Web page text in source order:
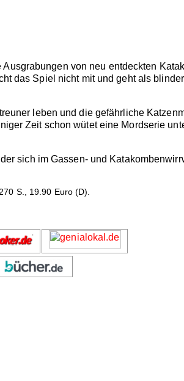
von neu entdeckten
das Spiel nicht mit und geht als
leben und die gefährliche
Zeit schon wütet eine Mordserie
sich im Gassen- und
S., 19.90 Euro (D).